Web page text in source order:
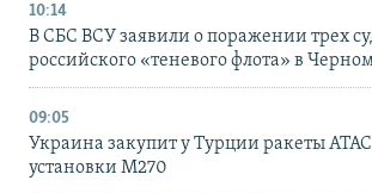
10:14
В СБС ВСУ заявили о поражении трех
российского «теневого флота» в
09:05
Украина закупит у Турции ракеты
установки M270